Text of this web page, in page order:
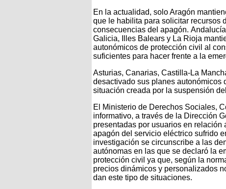
En la actualidad, solo Aragón
que le habilita para solicitar recursos
consecuencias del apagón.
Galicia, Illes Balears y La Rioja
autonómicos de protección civil al
suficientes para hacer frente a la
Asturias, Canarias, Castilla-La
desactivado sus planes autonómicos
situación creada por la suspensión
El Ministerio de Derechos Sociales,
informativo, a través de la Dirección
presentadas por usuarios en
apagón del servicio eléctrico sufrido
investigación se circunscribe a las
autónomas en las que se declaró la
protección civil ya que, según la
precios dinámicos y personalizados
dan este tipo de situaciones.